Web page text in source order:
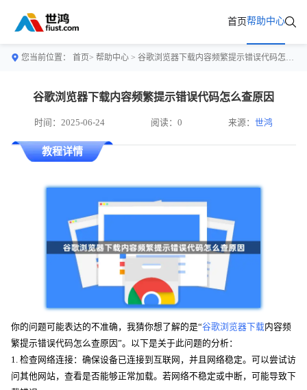
首页帮助中心
您当前位置： 首页> 帮助中心 > 谷歌浏览器下载内容频繁提示错误代码怎么查原因
谷歌浏览器下载内容频繁提示错误代码怎么查原因
时间：2025-06-24 阅读：0 来源：世鸿
教程详情
你的问题可能表达的不准确，我猜你想了解的是“谷歌浏览器下载内容频
繁提示错误代码怎么查原因”。以下是关于此问题的分析：
1. 检查网络连接：确保设备已连接到互联网，并且网络稳定。可以尝试访
问其他网站，查看是否能够正常加载。若网络不稳定或中断，可能导致下